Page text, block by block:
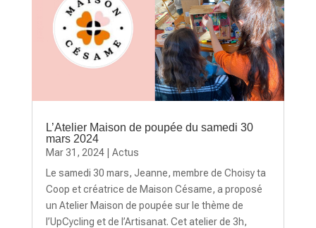
L’Atelier Maison de poupée du samedi 30
mars 2024
Mar 31, 2024| Actus
Le samedi 30 mars, Jeanne, membre de Choisy ta
Coop et créatrice de Maison Césame, a proposé
un Atelier Maison de poupée sur le thème de
l’UpCycling et de l’Artisanat. Cet atelier de 3h,